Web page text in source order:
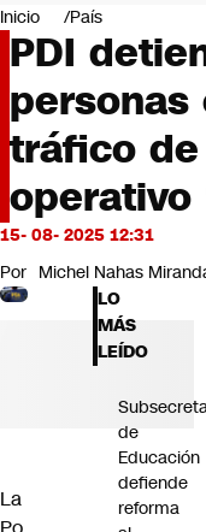
Negocios
Deportes
Programas
Cultura
Servicios
Bits
CNN tiempo
Futuro 360
Inicio País
PDI
personas
tráfico
operativo
15- 08- 2025 12:31
Por Michel Nahas
La
LO
MÁS
LEÍDO
de
Educación
defiende
reforma